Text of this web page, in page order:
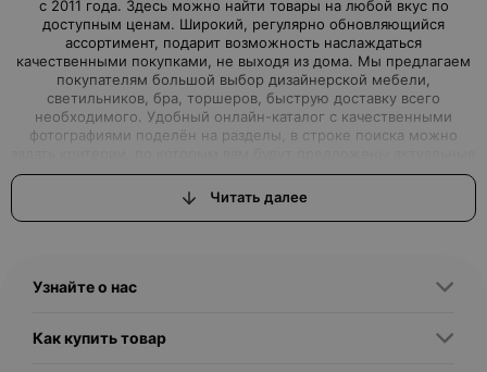
с 2011 года. Здесь можно найти товары на любой вкус по
доступным ценам. Широкий, регулярно обновляющийся
ассортимент, подарит возможность наслаждаться
качественными покупками, не выходя из дома. Мы предлагаем
покупателям большой выбор дизайнерской мебели,
светильников, бра, торшеров, быструю доставку всего
необходимого. Удобный онлайн-каталог с качественными
фотографиями поделён на разделы, в строке поиска можно
варианты товаров нашего магазина.Интернет-магазин, где вы
можете найти всё, что ищете
Вы задумали начать ремонт или просто обновить дизайн
предложения, которые смогут удовлетворить самые
неповторимым. Дизайнерские светильники купить любых
Читать далее
Узнайте о нас
Как купить товар